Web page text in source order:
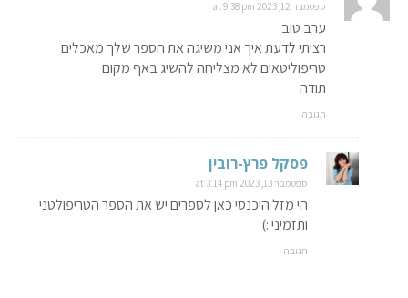
ספטמבר 12, 2023 at 9:38 pm
ערב טוב
רציתי לדעת איך אני משיגה את הספר שלך מאכלים
טריפוליטאים לא מצליחה להשיג באף מקום
תודה
תגובה
פסקל פרץ-רובין
ספטמבר 13, 2023 at 3:14 pm
הי מזל היכנסי כאן לספרים יש את הספר הטריפולטני
ותזמיני :)
תגובה